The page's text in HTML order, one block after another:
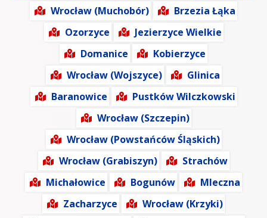
Wrocław (Muchobór)
Brzezia Łąka
Ozorzyce
Jezierzyce Wielkie
Domanice
Kobierzyce
Wrocław (Wojszyce)
Glinica
Baranowice
Pustków Wilczkowski
Wrocław (Szczepin)
Wrocław (Powstańców Śląskich)
Wrocław (Grabiszyn)
Strachów
Michałowice
Bogunów
Mleczna
Zacharzyce
Wrocław (Krzyki)